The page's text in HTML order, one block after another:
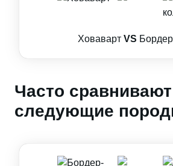
Ховаварт VS
Часто сравнивают
следующие